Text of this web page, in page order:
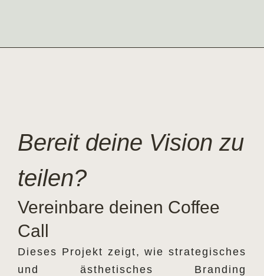
Bereit deine Vision zu
teilen?
Vereinbare deinen Coffee
Call
Dieses Projekt zeigt, wie strategisches
und ästhetisches Branding